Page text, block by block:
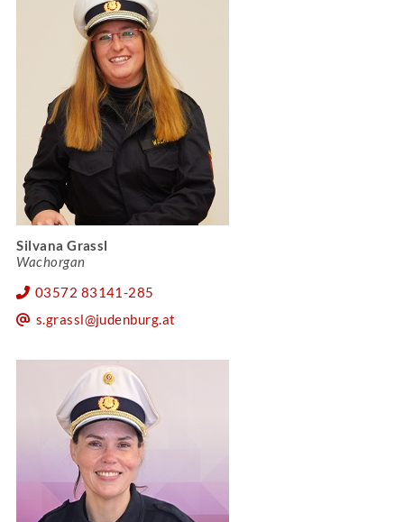
Silvana Grassl
Wachorgan
03572 83141-285
s.grassl@judenburg.at